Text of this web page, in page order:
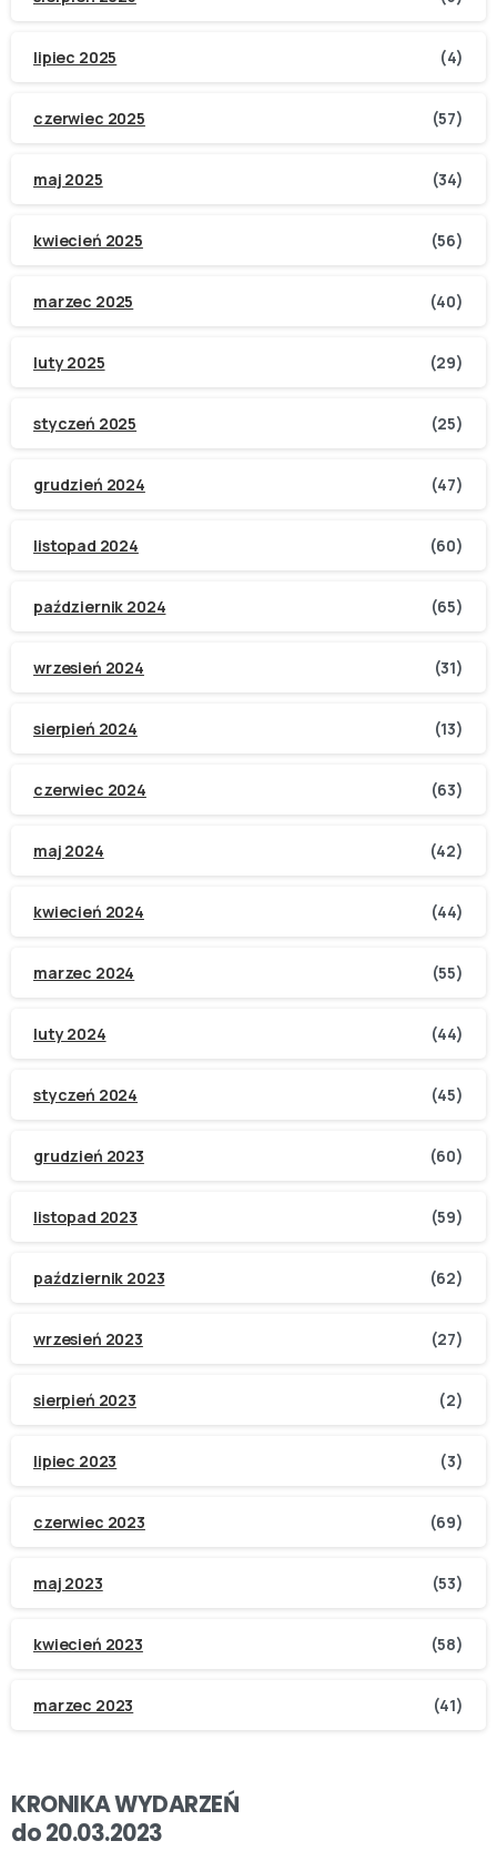
lipiec 2025 (4)
czerwiec 2025 (57)
maj 2025 (34)
kwiecień 2025 (56)
marzec 2025 (40)
luty 2025 (29)
styczeń 2025 (25)
grudzień 2024 (47)
listopad 2024 (60)
październik 2024 (65)
wrzesień 2024 (31)
sierpień 2024 (13)
czerwiec 2024 (63)
maj 2024 (42)
kwiecień 2024 (44)
marzec 2024 (55)
luty 2024 (44)
styczeń 2024 (45)
grudzień 2023 (60)
listopad 2023 (59)
październik 2023 (62)
wrzesień 2023 (27)
sierpień 2023 (2)
lipiec 2023 (3)
czerwiec 2023 (69)
maj 2023 (53)
kwiecień 2023 (58)
marzec 2023 (41)
KRONIKA WYDARZEŃ
do 20.03.2023